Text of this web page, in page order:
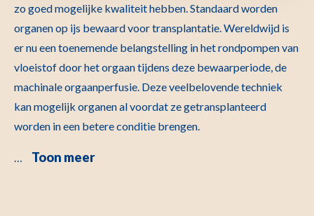
zo goed mogelijke kwaliteit hebben. Standaard worden
organen op ijs bewaard voor transplantatie. Wereldwijd is
er nu een toenemende belangstelling in het rondpompen van
vloeistof door het orgaan tijdens deze bewaarperiode, de
machinale orgaanperfusie. Deze veelbelovende techniek
kan mogelijk organen al voordat ze getransplanteerd
worden in een betere conditie brengen.
Toon meer